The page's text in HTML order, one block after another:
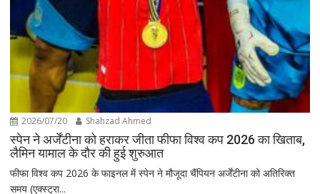
2026/07/20 Shahzad Ahmed
स्पेन ने अर्जेंटीना को हराकर जीता फीफा विश्व कप 2026 का खिताब,
लैमिन यामाल के दौर की हुई शुरुआत
फीफा विश्व कप 2026 के फाइनल में स्पेन ने मौजूदा चैंपियन अर्जेंटीना को अतिरिक्त
समय (एक्स्ट्रा...